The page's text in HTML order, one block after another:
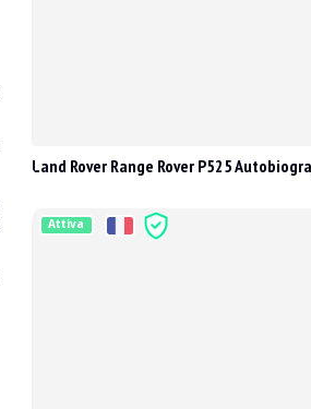
Land Rover Range Rover P525
Attiva